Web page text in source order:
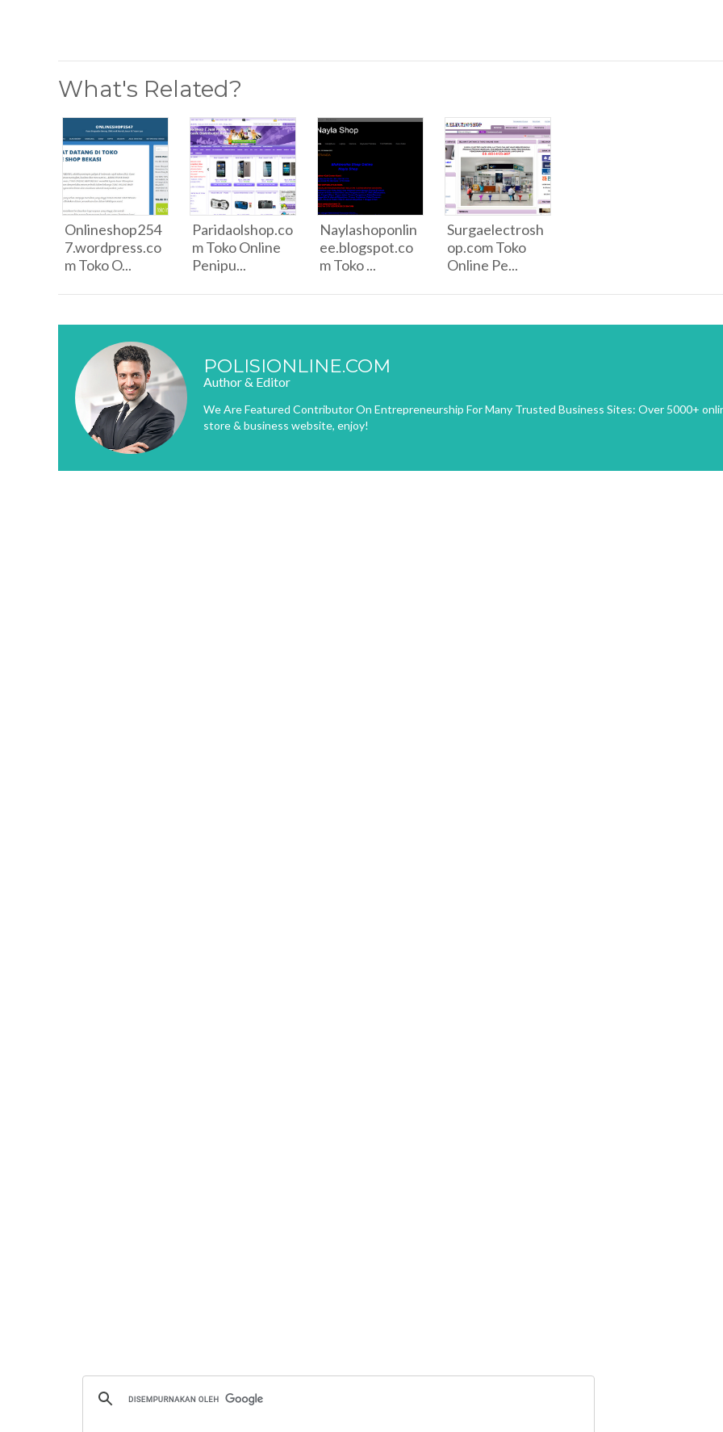
What's Related?
Onlineshop254
7.wordpress.co
m Toko O...
Paridaolshop.co
m Toko Online
Penipu...
Naylashoponlin
ee.blogspot.co
m Toko ...
Surgaelectrosh
op.com Toko
Online Pe...
POLISIONLINE.COM
Author & Editor
We Are Featured Contributor On Entrepreneurship For Many Trusted Business Sites: Over 5000+
store & business website, enjoy!